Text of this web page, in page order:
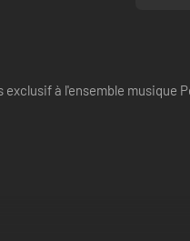
à l'ensemble musique